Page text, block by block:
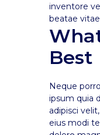
inventore
beatae
Best
Neque
ipsum quia
adipisci
eius modi